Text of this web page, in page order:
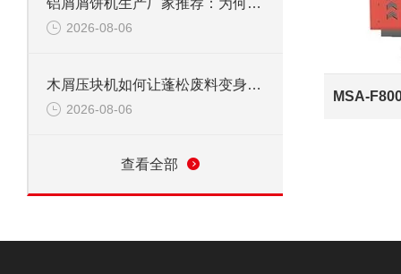
2026-08-06
木屑压块机如何让蓬松废料变身高能燃料？
2026-08-06
查看全部